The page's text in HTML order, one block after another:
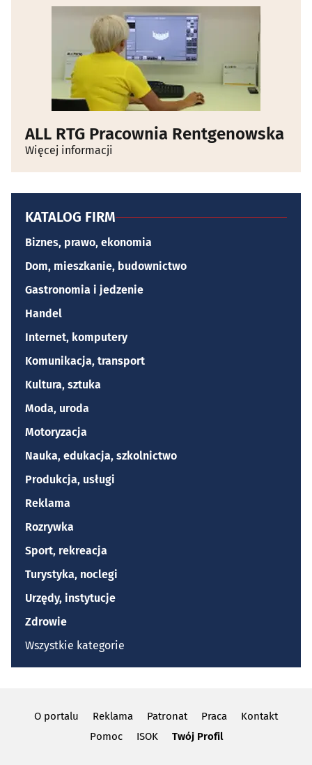
ALL RTG Pracownia Rentgenowska
Więcej informacji
KATALOG FIRM
Biznes, prawo, ekonomia
Dom, mieszkanie, budownictwo
Gastronomia i jedzenie
Handel
Internet, komputery
Komunikacja, transport
Kultura, sztuka
Moda, uroda
Motoryzacja
Nauka, edukacja, szkolnictwo
Produkcja, usługi
Reklama
Rozrywka
Sport, rekreacja
Turystyka, noclegi
Urzędy, instytucje
Zdrowie
Wszystkie kategorie
O portalu Reklama Patronat Praca
Kontakt
Pomoc
ISOK Twój Profil